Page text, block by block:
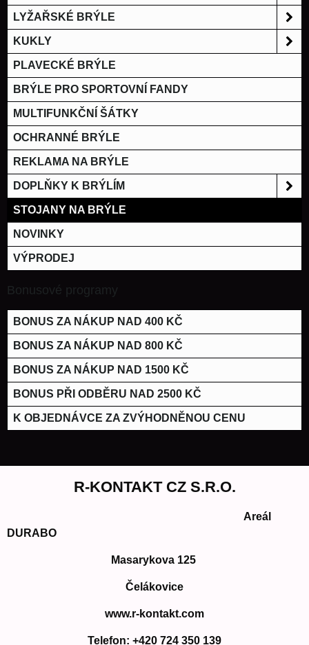
LYŽAŘSKÉ BRÝLE
KUKLY
PLAVECKÉ BRÝLE
BRÝLE PRO SPORTOVNÍ FANDY
MULTIFUNKČNÍ ŠÁTKY
OCHRANNÉ BRÝLE
REKLAMA NA BRÝLE
DOPLŇKY K BRÝLÍM
STOJANY NA BRÝLE
NOVINKY
VÝPRODEJ
Bonusové programy
BONUS ZA NÁKUP NAD 400 KČ
BONUS ZA NÁKUP NAD 800 KČ
BONUS ZA NÁKUP NAD 1500 KČ
BONUS PŘI ODBĚRU NAD 2500 KČ
K OBJEDNÁVCE ZA ZVÝHODNĚNOU CENU
R-KONTAKT CZ S.R.O.
Areál
DURABO
Masarykova 125
Čelákovice
www.r-kontakt.com
Telefon: +420 724 350 139